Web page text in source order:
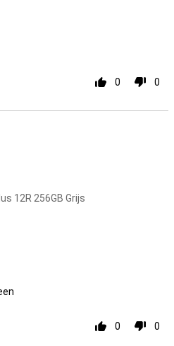
0 0
12R 256GB Grijs
0 0